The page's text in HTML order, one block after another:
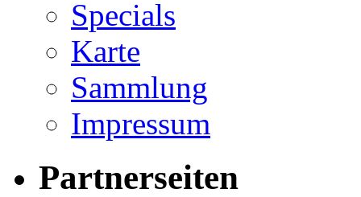
Specials
Karte
Sammlung
Impressum
Partnerseiten